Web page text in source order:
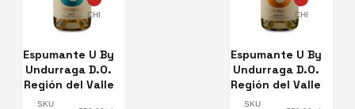
Espumante U By
Undurraga D.O.
Región del Valle
Central Brut
SKU
Espumante U By
Undurraga D.O.
Región del Valle
Central Demi-
SKU